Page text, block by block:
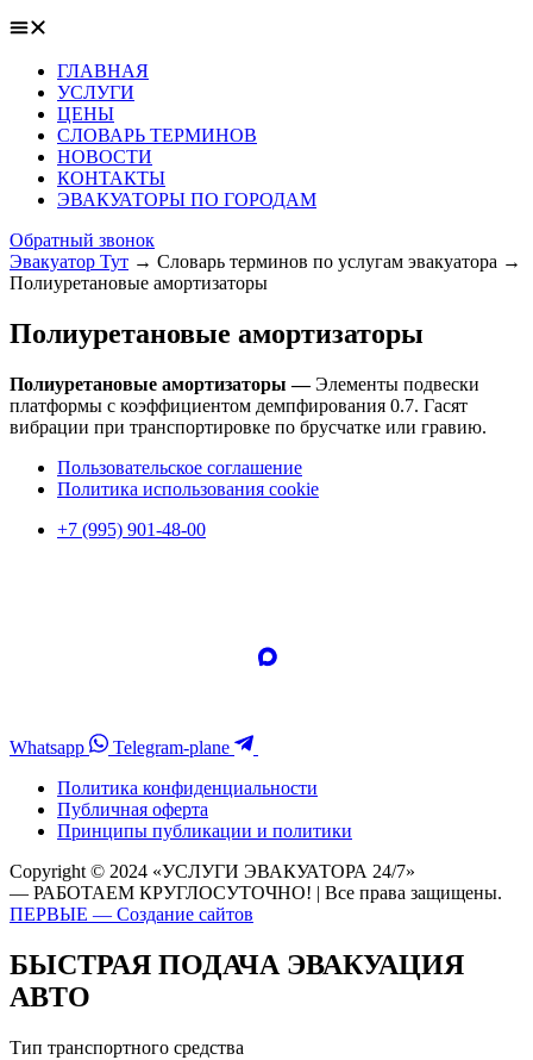
ГЛАВНАЯ
УСЛУГИ
ЦЕНЫ
СЛОВАРЬ ТЕРМИНОВ
НОВОСТИ
КОНТАКТЫ
ЭВАКУАТОРЫ ПО ГОРОДАМ
Обратный звонок
Эвакуатор Тут → Словарь терминов по услугам эвакуатора →
Полиуретановые амортизаторы
Полиуретановые амортизаторы
Полиуретановые амортизаторы —Элементы подвески
платформы с коэффициентом демпфирования 0.7. Гасят
вибрации при транспортировке по брусчатке или гравию.
Пользовательское соглашение
Политика использования cookie
+7 (995) 901-48-00
Whatsapp
Telegram-plane
Политика конфиденциальности
Публичная оферта
Принципы публикации и политики
Copyright © 2024 «УСЛУГИ ЭВАКУАТОРА 24/7»
— РАБОТАЕМ КРУГЛОСУТОЧНО! | Все права защищены.
ПЕРВЫЕ — Создание сайтов
БЫСТРАЯ ПОДАЧА ЭВАКУАЦИЯ
АВТО
Тип транспортного средства